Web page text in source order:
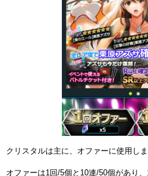
クリスタルは主に、オファーに使用しま
オファーは1回/5個と10連/50個があり